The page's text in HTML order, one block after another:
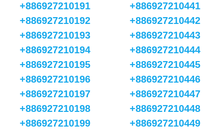
+886927210191
+886927210192
+886927210193
+886927210194
+886927210195
+886927210196
+886927210197
+886927210198
+886927210199
+886927210441
+886927210442
+886927210443
+886927210444
+886927210445
+886927210446
+886927210447
+886927210448
+886927210449